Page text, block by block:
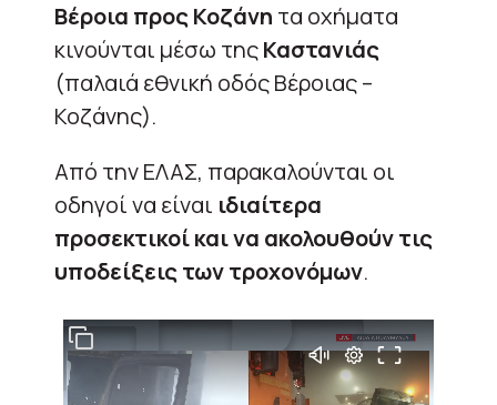
Βέροια προς Κοζάνη τα οχήματα
κινούνται μέσω τηςΚαστανιάς
(παλαιά εθνική οδός Βέροιας –
Κοζάνης).
Από την ΕΛΑΣ, παρακαλούνται οι
οδηγοί να είναι ιδιαίτερα
προσεκτικοί και να ακολουθούν τις
υποδείξεις των τροχονόμων.